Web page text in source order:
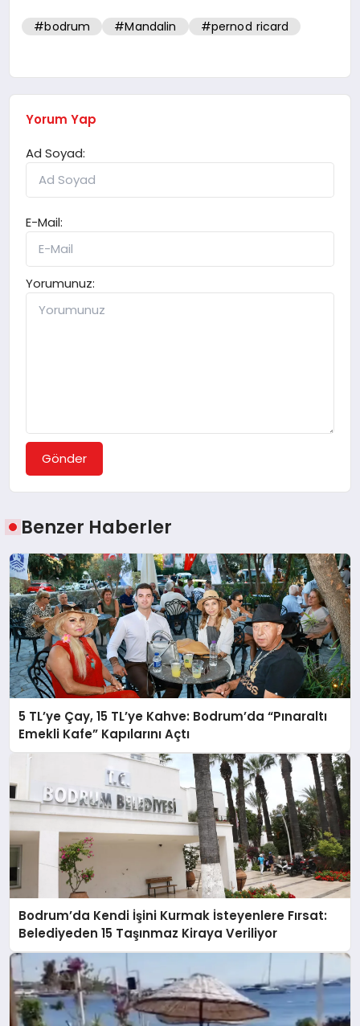
#bodrum #Mandalin #pernod ricard
Yorum Yap
Ad Soyad:
E-Mail:
Yorumunuz:
Gönder
Benzer Haberler
5 TL’ye Çay, 15 TL’ye Kahve: Bodrum’da “Pınaraltı
Emekli Kafe” Kapılarını Açtı
Bodrum’da Kendi İşini Kurmak İsteyenlere Fırsat:
Belediyeden 15 Taşınmaz Kiraya Veriliyor